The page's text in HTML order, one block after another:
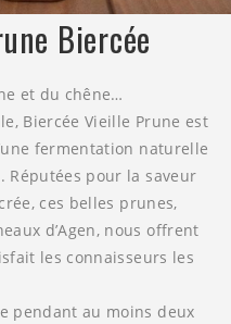
Biercée
et du chêne…
Biercée Vieille Prune est
fermentation naturelle
Réputées pour la saveur
ces belles prunes,
d’Agen, nous offrent
les connaisseurs les
pendant au moins deux